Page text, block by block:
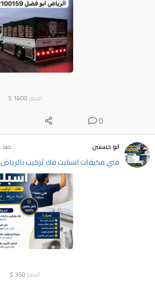
السعر 1400
$
0
ابو حسسن منذ 4 ساعات
فني مكيفات اسبليت فك تركيب بالرياض 0502100159
السعر 350
$